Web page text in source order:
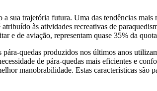
trajetória futura. Uma das tendências mais
às atividades recreativas de
e de aviação, representam quase 35% da
quedas produzidos nos últimos anos
de pára-quedas mais eficientes e
manobrabilidade. Estas características são